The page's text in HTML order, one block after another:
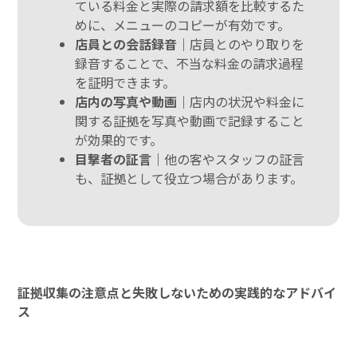
ている料金と実際の請求額を比較するた
めに、メニューのコピーが有効です。
店員との会話録音｜店員とのやり取りを
録音することで、不当な料金の請求過程
を証明できます。
店内の写真や動画｜店内の状況や料金に
関する証拠を写真や動画で記録すること
が効果的です。
目撃者の証言｜他の客やスタッフの証言
も、証拠として役立つ場合があります。
証拠収集の注意点と失敗しないための実践的なアドバイ
ス